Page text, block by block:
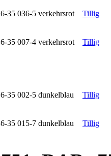
35 036-5 verkehrsrot Tillig
35 007-4 verkehrsrot Tillig
35 002-5 dunkelblau Tillig
35 015-7 dunkelblau Tillig